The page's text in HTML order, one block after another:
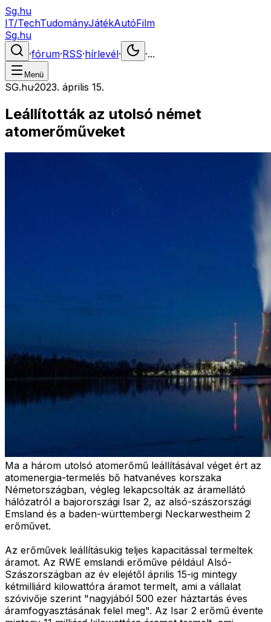
Sg.hu
IT/TechTudományJátékAutóFilm
Sg.hu
·fórum·RSS·hírlevél· ·...
Menü
SG.hu·2023. április 15.
Leállították az utolsó német
atomerőműveket
Ma a három utolsó atomerőmű leállításával véget ért az
atomenergia-termelés bő hatvanéves korszaka
Németországban, végleg lekapcsolták az áramellátó
hálózatról a bajorországi Isar 2, az alsó-szászországi
Emsland és a baden-württembergi Neckarwestheim 2
erőművet.
Az erőművek leállításukig teljes kapacitással termeltek
áramot. Az RWE emslandi erőműve például Alsó-
Szászországban az év elejétől április 15-ig mintegy
kétmilliárd kilowattóra áramot termelt, ami a vállalat
szóvivője szerint "nagyjából 500 ezer háztartás éves
áramfogyasztásának felel meg". Az Isar 2 erőmű évente